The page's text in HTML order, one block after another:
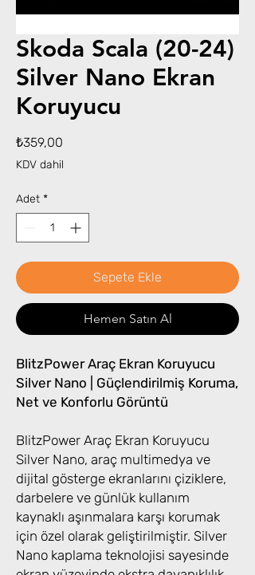
Skoda Scala (20-24)
Silver Nano Ekran
Koruyucu
₺359,00
KDV dahil
Adet *
Sepete Ekle
Hemen Satın Al
BlitzPower Araç Ekran Koruyucu
Silver Nano | Güçlendirilmiş Koruma,
Net ve Konforlu Görüntü
BlitzPower Araç Ekran Koruyucu
Silver Nano, araç multimedya ve
dijital gösterge ekranlarını çiziklere,
darbelere ve günlük kullanım
kaynaklı aşınmalara karşı korumak
için özel olarak geliştirilmiştir. Silver
Nano kaplama teknolojisi sayesinde